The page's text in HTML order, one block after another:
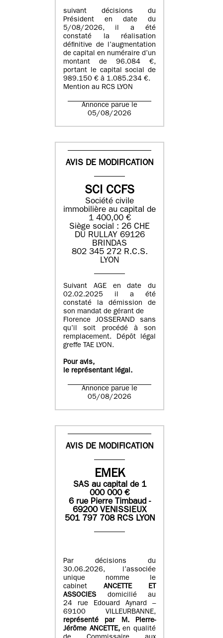
suivant décisions du
Président en date du
5/08/2026, il a été
constaté la réalisation
définitive de l’augmentation
de capital en numéraire d’un
montant de 96.084 €,
portant le capital social de
989.150 € à 1.085.234 €.
Mention au RCS LYON
Annonce parue le
05/08/2026
AVIS DE MODIFICATION
SCI CCFS
Société civile
immobilière au capital de
1 400,00 €
Siège social : 26 CHE
DU RULLAY 69126
BRINDAS
802 345 272 R.C.S.
LYON
Suivant AGE en date du
02.02.2025 il a été
constaté la démission de
son mandat de gérant de
Florence JOSSERAND sans
qu’il soit procédé à son
remplacement. Dépôt légal
greffe TAE LYON.
Pour avis,
le représentant légal.
Annonce parue le
05/08/2026
AVIS DE MODIFICATION
EMEK
SASau capital de 1
000 000€
6 rue Pierre Timbaud -
69200 VENISSIEUX
501 797 708 RCS LYON
Par décisions du
30.06.2026, l’associée
unique nomme le
cabinet ANCETTE ET
ASSOCIES
domicilié au
24 rue Edouard Aynard –
69100 VILLEURBANNE,
représenté par M.Pierre-
Jérôme ANCETTE, en qualité